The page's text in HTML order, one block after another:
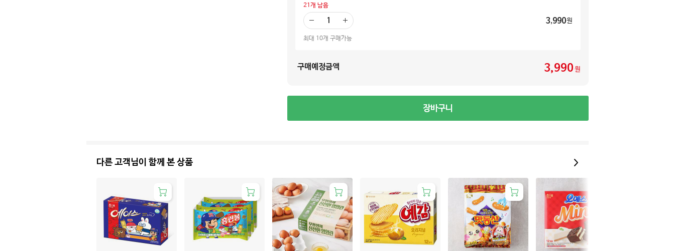
21개 남음
기
더
하
기
3,990원
최대 10개 구매가능
구매예정금액 3,990 원
장바구니
다른 고객님이 함께 본 상품